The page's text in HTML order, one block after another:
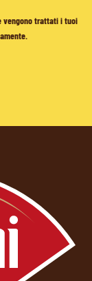
vengono trattati i tuoi